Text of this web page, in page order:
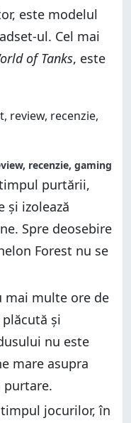
este modelul
ul. Cel mai
of Tanks, este
recenzie, gaming
purtării,
și izolează
Spre deosebire
Forest nu se
mai multe ore de
și
nu este
mare asupra
purtare.
jocurilor, în